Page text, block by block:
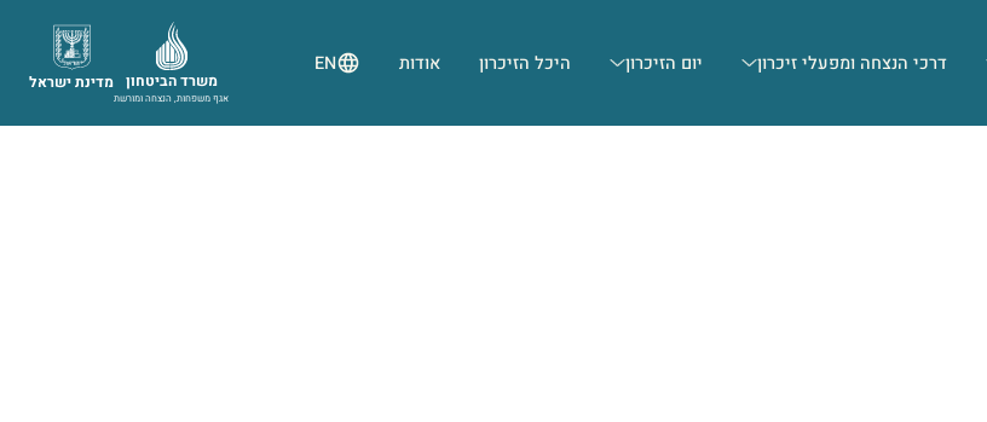
דרכי הנצחה ומפעלי זיכרון יום הזיכרון היכל הזיכרון אודות EN
מדינת ישראל משרד הביטחון
אגף משפחות, הנצחה ומורשת